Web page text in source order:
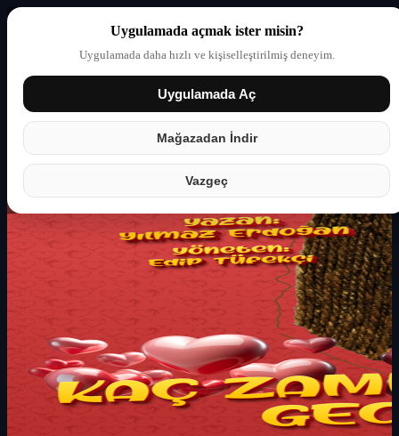
Uygulamada açmak ister misin?
Uygulamada daha hızlı ve kişiselleştirilmiş deneyim.
Uygulamada Aç
Mağazadan İndir
Vazgeç
Giriş yap Partner